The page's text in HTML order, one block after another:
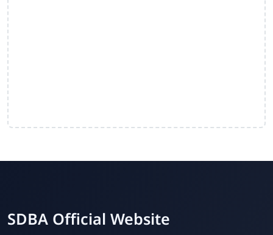
SDBA Official Website